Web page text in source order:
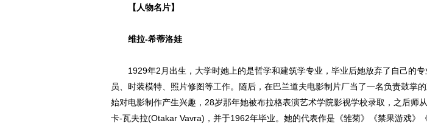
【人物名片】
维拉-希蒂洛娃
1929年2月出生，大学时她上的是哲学和建筑学专业，毕业后她放弃了自己的专
员、时装模特、照片修图等工作。随后，在巴兰道夫电影制片厂当了一名负责鼓掌
始对电影制作产生兴趣，28岁那年她被布拉格表演艺术学院影视学校录取，之后师
卡-瓦夫拉(Otakar Vavra)，并于1962年毕业。她的代表作是《雏菊》《禁果游戏》